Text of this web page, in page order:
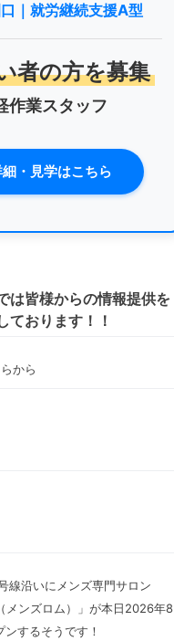
｜就労継続支援A型
者の方を募集
作業スタッフ
・見学はこちら
は皆様からの情報提供を
ております！！
から
線沿いにメンズ専門サロン
メンズロム）」が本日2026年8
するそうです！